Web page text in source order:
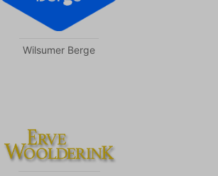
Wilsumer Berge